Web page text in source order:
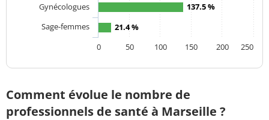
137.5 %
21.4 %
Gynécologues
Sage-femmes
0
50 100 150 200 250
Comment évolue le nombre de
professionnels de santé à Marseille ?